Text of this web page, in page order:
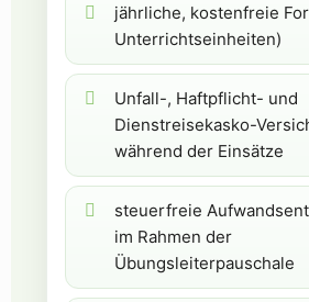
jährliche, kostenfreie
Unterrichtseinheiten)
Unfall-, Haftpflicht- und
Dienstreisekasko-
während der Einsätze
steuerfreie
im Rahmen der
Übungsleiterpauschale